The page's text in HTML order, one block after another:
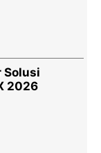
Solusi
2026